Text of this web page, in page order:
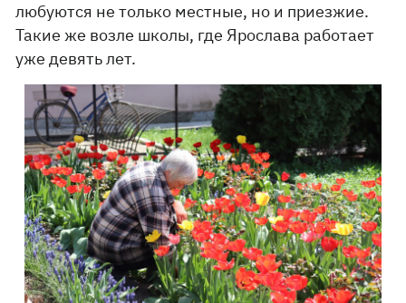
любуются не только местные, но и приезжие.
Такие же возле школы, где Ярослава работает
уже девять лет.